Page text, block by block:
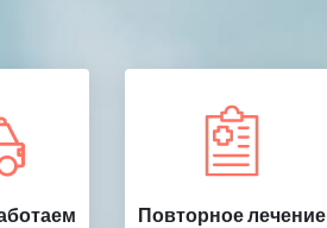
Повторное лечение